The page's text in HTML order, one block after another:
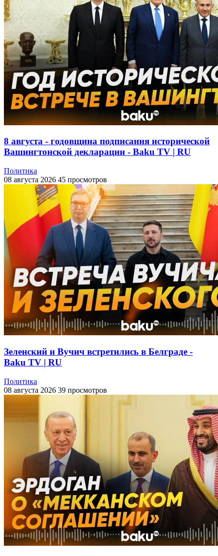
8 августа - годовщина подписания исторической
Вашингтонской декларации - Baku TV | RU
Политика
08 августа 2026 45 просмотров
Зеленский и Вучич встретились в Белграде -
Baku TV | RU
Политика
08 августа 2026 39 просмотров